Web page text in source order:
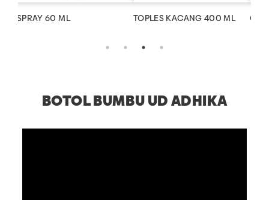
SPRAY 60 ML TOPLES KACANG 400 ML CT
BOTOL BUMBU UD ADHIKA